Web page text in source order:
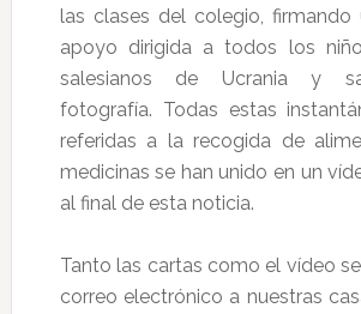
las clases del colegio, firmando
apoyo dirigida a todos los
salesianos de Ucrania y
fotografía. Todas estas
referidas a la recogida de
medicinas se han unido en un
al final de esta noticia.
Tanto las cartas como el vídeo
correo electrónico a nuestras